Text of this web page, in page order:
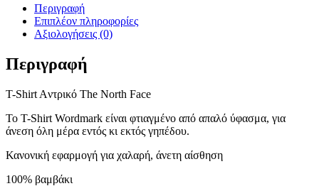
Περιγραφή
Επιπλέον πληροφορίες
Αξιολογήσεις (0)
Περιγραφή
T-Shirt Aντρικό The North Face
Το T-Shirt Wordmark είναι φτιαγμένο από απαλό ύφασμα, για
άνεση όλη μέρα εντός κι εκτός γηπέδου.
Κανονική εφαρμογή για χαλαρή, άνετη αίσθηση
100% βαμβάκι